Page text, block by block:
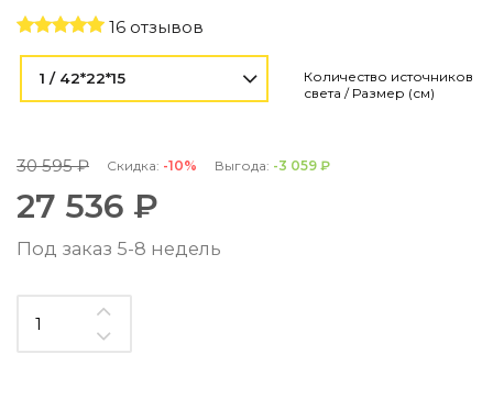
Производство архитектурного и декоративного
Мебель
Стулья
Столы и столики
Мягкая мебель
Комоды и тумбы
Мебель по назначению
16 отзывов
Количество источников
света / Размер (см)
1 / 42*22*15
30 595 ₽ Скидка: -10% Выгода: -3 059 ₽
27 536 ₽
Под заказ 5-8 недель